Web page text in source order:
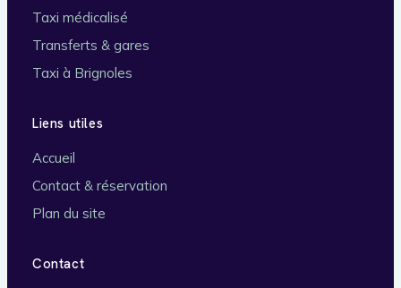
Taxi médicalisé
Transferts & gares
Taxi à Brignoles
Liens utiles
Accueil
Contact & réservation
Plan du site
Contact